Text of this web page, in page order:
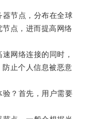
节点，分布在全球
点，进而提高网络
网络连接的同时，
止个人信息被恶意
？首先，用户需要